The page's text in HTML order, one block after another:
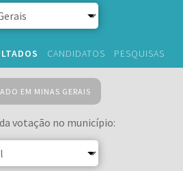
CANDIDATOS PESQUISAS
EM MINAS GERAIS
votação no município: